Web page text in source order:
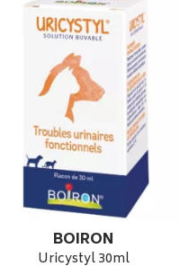
BOIRON
Uricystyl 30ml